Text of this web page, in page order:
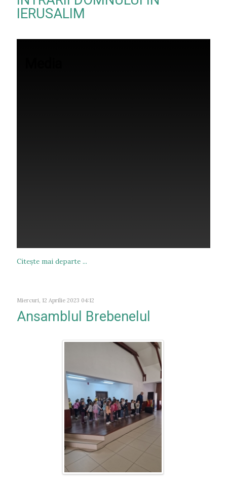
IERUSALIM
Citeşte mai departe ...
Miercuri, 12 Aprilie 2023 04:12
Ansamblul Brebenelul